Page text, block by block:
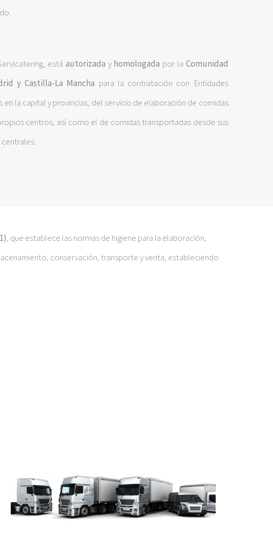
está autorizada y homologada por la Comunidad
y Castilla-La Mancha para la contratación con Entidades
en la capital y provincias, del servicio de elaboración de comidas
centros, así como el de comidas transportadas desde sus
, que establece las normas de higiene para la elaboración,
conservación, transporte y venta, estableciendo